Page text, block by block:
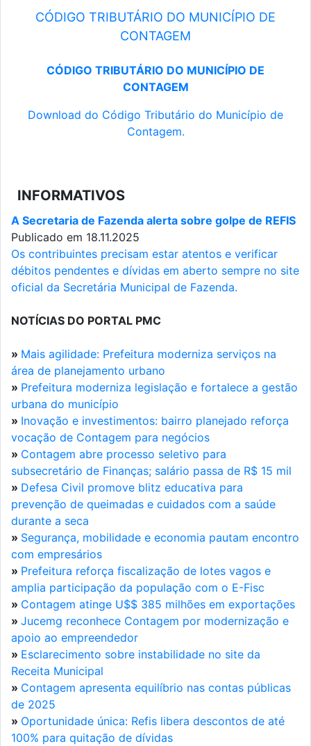
CÓDIGO TRIBUTÁRIO DO MUNICÍPIO DE
CONTAGEM
CÓDIGO TRIBUTÁRIO DO MUNICÍPIO DE
CONTAGEM
Download do Código Tributário do Município de
Contagem.
INFORMATIVOS
A Secretaria de Fazenda alerta sobre golpe de REFIS
Publicado em 18.11.2025
Os contribuintes precisam estar atentos e verificar
débitos pendentes e dívidas em aberto sempre no site
oficial da Secretária Municipal de Fazenda.
NOTÍCIAS DO PORTAL PMC
» Mais agilidade: Prefeitura moderniza serviços na
área de planejamento urbano
» Prefeitura moderniza legislação e fortalece a gestão
urbana do município
» Inovação e investimentos: bairro planejado reforça
vocação de Contagem para negócios
» Contagem abre processo seletivo para
subsecretário de Finanças; salário passa de R$ 15 mil
» Defesa Civil promove blitz educativa para
prevenção de queimadas e cuidados com a saúde
durante a seca
» Segurança, mobilidade e economia pautam encontro
com empresários
» Prefeitura reforça fiscalização de lotes vagos e
amplia participação da população com o E-Fisc
» Contagem atinge U$$ 385 milhões em exportações
» Jucemg reconhece Contagem por modernização e
apoio ao empreendedor
» Esclarecimento sobre instabilidade no site da
Receita Municipal
» Contagem apresenta equilíbrio nas contas públicas
de 2025
» Oportunidade única: Refis libera descontos de até
100% para quitação de dívidas